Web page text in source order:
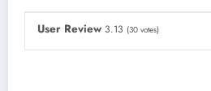
User Review 3.13 (30 votes)